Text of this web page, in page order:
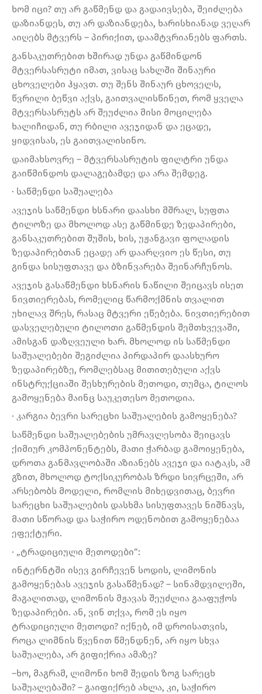
ხომ იცი? თუ არ გაწმენდ და გადაივსება, შეიძლება
დაზიანდეს, თუ არ დაზიანდება, ხარისხიანად ვეღარ
აიღებს მტვერს – პირიქით, დაამტვრიანებს ფართს.
განსაკუთრებით ხშირად უნდა გაწმინდონ
მტვერსასრუტი იმათ, ვისაც სახლში შინაური
ცხოველები ჰყავთ. თუ შენს შინაურ ცხოველს,
წვრილი ბეწვი აქვს, გაითვალისწინეთ, რომ ყველა
მტვერსასრუტს არ შეუძლია მისი მოცილება
ხალიჩიდან, თუ რბილი ავეჯიდან და ეცადე,
ყიდვისას, ეს გაითვალისინო.
დაიმახსოვრე – მტვერსასრუტის ფილტრი უნდა
გაიწმინდოს დალაგებამდე და არა შემდეგ.
· საწმენდი საშუალება
ავეჯის საწმენდი ხსნარი დაასხი მშრალ, სუფთა
ტილოზე და მხოლოდ ასე გაწმინდე ზედაპირები,
განსაკუთრებით შუშის, ხის, უჟანგავი ფოლადის
ზედაპირებთან ეცადე არ დაარღვიო ეს წესი, თუ
გინდა სისუფთავე და ბზინვარება შეინარჩუნოს.
ავეჯის გასაწმენდი ხსნარის ნაწილი შეიცავს ისეთ
ნივთიერებას, რომელიც წარმოქმნის თვალით
უხილავ შრეს, რასაც მტვერი ეწებება. ნივთიერებით
დასველებული ტილოთი გაწმენდის შემთხვევაში,
ამისგან დაზღვეული ხარ. მხოლოდ ის საწმენდი
საშუალებები შეგიძლია პირდაპირ დაასხურო
ზედაპირებზე, რომლებსაც მითითებული აქვს
ინსტრუქციაში შესხურების მეთოდი, თუმცა, ტილოს
გამოყენება მაინც საუკეთესო მეთოდია.
· კარგია ბევრი სარეცხი საშუალების გამოყენება?
საწმენდი საშუალებების უმრავლესობა შეიცავს
ქიმიურ კომპონენტებს, მათი ჭარბად გამოიყენება,
დროთა განმავლობაში აზიანებს ავეჯი და იატაკს, ამ
გზით, მხოლოდ ტოქსიკურობას ზრდი სივრცეში, არ
არსებობს მოდელი, რომლის მიხედვითაც, ბევრი
სარეცხი საშუალების დასხმა სისუფთავეს ნიშნავს,
მათი სწორად და საჭირო ოდენობით გამოყენებაა
ეფექტური.
· „ტრადიციული მეთოდები“:
ინტერნტში ისევ გირჩევენ სოდის, ლიმონის
გამოყენებას ავეჯის გასაწმენად? – სინამდვილეში,
მაგალითად, ლიმონის მჟავას შეუძლია გააფუჭოს
ზედაპირები. ან, ვინ თქვა, რომ ეს იყო
ტრადიციული მეთოდი? იქნებ, იმ დროისათვის,
როცა ლიმნის წვენით წმენდნენ, არ იყო სხვა
საშუალება, არ გიფიქრია ამაზე?
–ხო, მაგრამ, ლიმონი ხომ შედის ზოგ სარეცხ
საშუალებაში? – გაიფიქრებ ახლა, კი, საჭირო